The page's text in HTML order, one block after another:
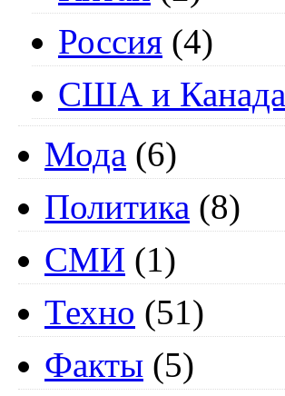
Россия (4)
США и Канада
Мода (6)
Политика (8)
СМИ (1)
Техно (51)
Факты (5)